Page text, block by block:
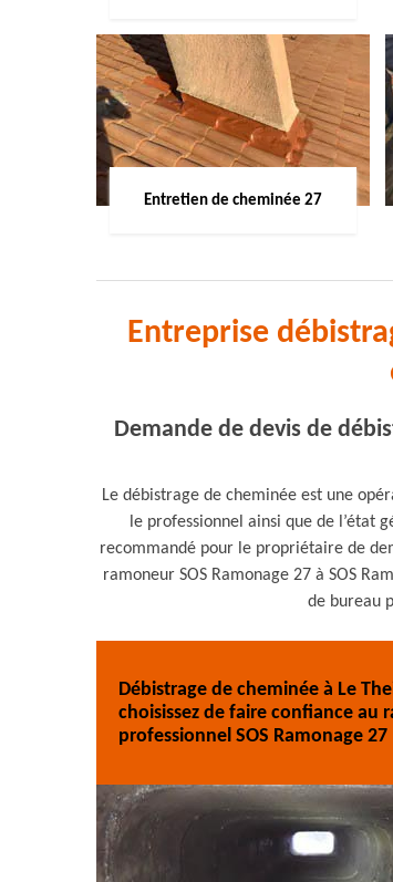
Entretien de cheminée 27
Entreprise
Demande de devis de
Le débistrage de cheminée est une
le professionnel ainsi que de l’état
recommandé pour le propriétaire de
ramoneur SOS Ramonage 27 à SOS
de bureau
Débistrage de cheminée à Le
choisissez de faire confiance au
professionnel SOS Ramonage 27